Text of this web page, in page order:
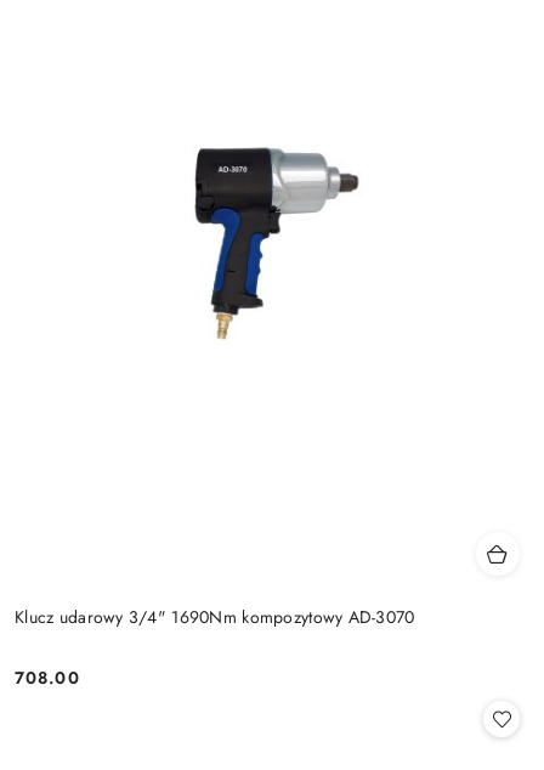
Klucz udarowy 3/4" 1690Nm kompozytowy AD-3070
Cena:
708.00